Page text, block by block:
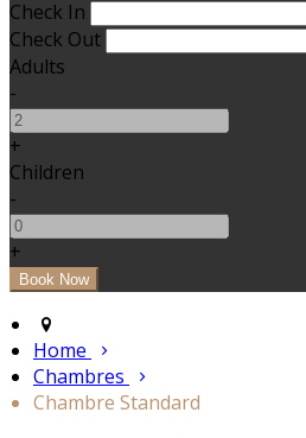
Check In
Check Out
Adults
-
+
Children
-
+
Home
Chambres
Chambre Standard